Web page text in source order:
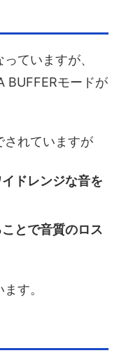
ていますが、
BUFFERモードが
されていますが
ドレンジな音を
とで音質のロス
す。